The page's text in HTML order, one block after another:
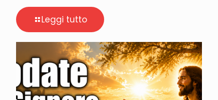
Leggi tutto